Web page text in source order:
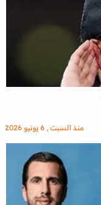
منذ السبت , 6 يونيو 2026